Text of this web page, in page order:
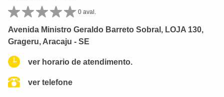
0 aval.
Avenida Ministro Geraldo Barreto Sobral, LOJA 130,
Grageru, Aracaju - SE
ver horario de atendimento.
ver telefone